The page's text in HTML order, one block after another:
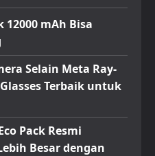
12000 mAh Bisa
Selain Meta Ray-
Terbaik untuk
Pack Resmi
Besar dengan